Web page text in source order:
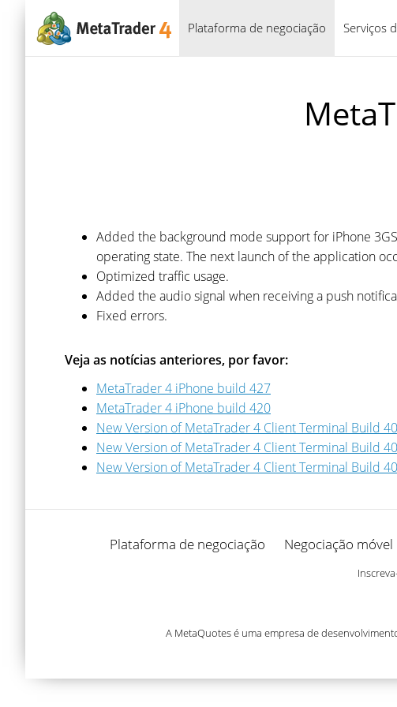
Plataforma de negociação Serviços
Added the background mode support for iPhone
operating state. The next launch of the application
Optimized traffic usage.
Added the audio signal when receiving a push
Fixed errors.
Veja as notícias anteriores, por favor:
MetaTrader 4 iPhone build 427
MetaTrader 4 iPhone build 420
New Version of MetaTrader 4 Client Terminal Build
New Version of MetaTrader 4 Client Terminal Build
New Version of MetaTrader 4 Client Terminal Build
Plataforma de negociação Negociação móvel
A MetaQuotes é uma empresa de